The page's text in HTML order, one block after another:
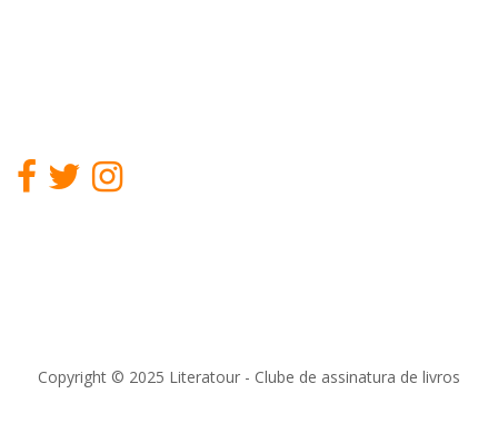
Copyright © 2025 Literatour - Clube de assinatura de livros